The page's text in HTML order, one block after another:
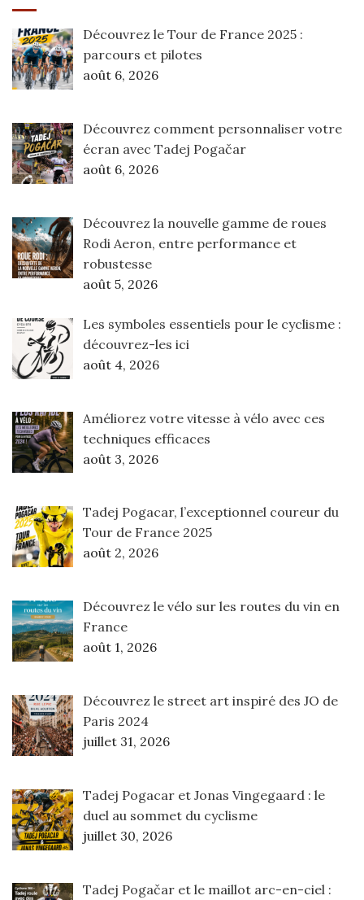
Découvrez le Tour de France 2025 :
parcours et pilotes
août 6, 2026
Découvrez comment personnaliser votre
écran avec Tadej Pogačar
août 6, 2026
Découvrez la nouvelle gamme de roues
Rodi Aeron, entre performance et
robustesse
août 5, 2026
Les symboles essentiels pour le cyclisme :
découvrez-les ici
août 4, 2026
Améliorez votre vitesse à vélo avec ces
techniques efficaces
août 3, 2026
Tadej Pogacar, l’exceptionnel coureur du
Tour de France 2025
août 2, 2026
Découvrez le vélo sur les routes du vin en
France
août 1, 2026
Découvrez le street art inspiré des JO de
Paris 2024
juillet 31, 2026
Tadej Pogacar et Jonas Vingegaard : le
duel au sommet du cyclisme
juillet 30, 2026
Tadej Pogačar et le maillot arc-en-ciel :